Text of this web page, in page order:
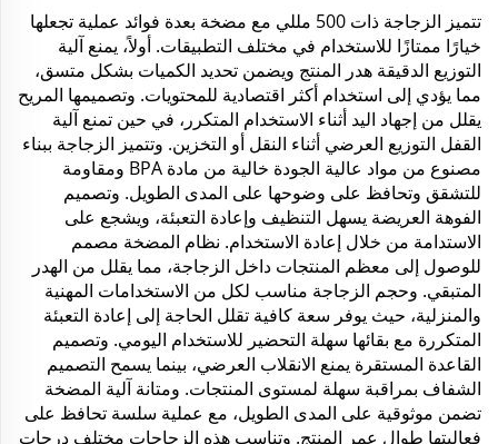
تتميز الزجاجة ذات 500 مللي مع مضخة بعدة فوائد عملية تجعلها
خيارًا ممتازًا للاستخدام في مختلف التطبيقات. أولاً، يمنع آلية
التوزيع الدقيقة هدر المنتج ويضمن تحديد الكميات بشكل متسق،
مما يؤدي إلى استخدام أكثر اقتصادية للمحتويات. وتصميمها المريح
يقلل من إجهاد اليد أثناء الاستخدام المتكرر، في حين تمنع آلية
القفل التوزيع العرضي أثناء النقل أو التخزين. وتتميز الزجاجة ببناء
مصنوع من مواد عالية الجودة خالية من مادة BPA ومقاومة
للتشقق وتحافظ على وضوحها على المدى الطويل. وتصميم
الفوهة العريضة يسهل التنظيف وإعادة التعبئة، ويشجع على
الاستدامة من خلال إعادة الاستخدام. نظام المضخة مصمم
للوصول إلى معظم المنتجات داخل الزجاجة، مما يقلل من الهدر
المتبقي. وحجم الزجاجة مناسب لكل من الاستخدامات المهنية
والمنزلية، حيث يوفر سعة كافية تقلل الحاجة إلى إعادة التعبئة
المتكررة مع بقائها سهلة التحضير للاستخدام اليومي. وتصميم
القاعدة المستقرة يمنع الانقلاب العرضي، بينما يسمح التصميم
الشفاف بمراقبة سهلة لمستوى المنتجات. ومتانة آلية المضخة
تضمن موثوقية على المدى الطويل، مع عملية سلسة تحافظ على
فعاليتها طوال عمر المنتج. وتناسب هذه الزجاجات مختلف درجات